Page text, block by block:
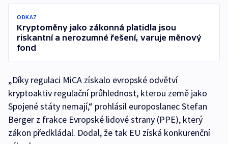
ODKAZ
Kryptoměny jako zákonná platidla jsou
riskantní a nerozumné řešení, varuje měnový
fond
„Díky regulaci MiCA získalo evropské odvětví
kryptoaktiv regulační průhlednost, kterou země jako
Spojené státy nemají,“ prohlásil europoslanec Stefan
Berger z frakce Evropské lidové strany (PPE), který
zákon předkládal. Dodal, že tak EU získá konkurenční